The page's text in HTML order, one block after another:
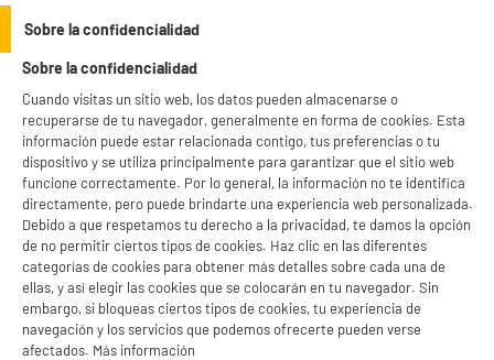
eliminan las arrugas rebeldes sin esfuerzo. Aprovecha los chollos de Electro
en solo 1 hora.
PLANCHA CALOR VALBERG PHILIPS
productItem_availability_txt-
current-store
LEGANÉS, MADRID
productItem__availability-
change-btn
product_list_sticky_button_Filter
PRECIO IMBATIBLE
Plancha de vapor HIGH ONE HO-IF2000
Sobre la confidencialidad
Sobre la confidencialidad
Cuando visitas un sitio web, los datos pueden almacenarse o
recuperarse de tu navegador, generalmente en forma de cookies. Esta
información puede estar relacionada contigo, tus preferencias o tu
dispositivo y se utiliza principalmente para garantizar que el sitio web
funcione correctamente. Por lo general, la información no te identifica
directamente, pero puede brindarte una experiencia web personalizada.
Debido a que respetamos tu derecho a la privacidad, te damos la opción
de no permitir ciertos tipos de cookies. Haz clic en las diferentes
categorías de cookies para obtener más detalles sobre cada una de
ellas, y así elegir las cookies que se colocarán en tu navegador. Sin
embargo, si bloqueas ciertos tipos de cookies, tu experiencia de
navegación y los servicios que podemos ofrecerte pueden verse
afectados. Más información